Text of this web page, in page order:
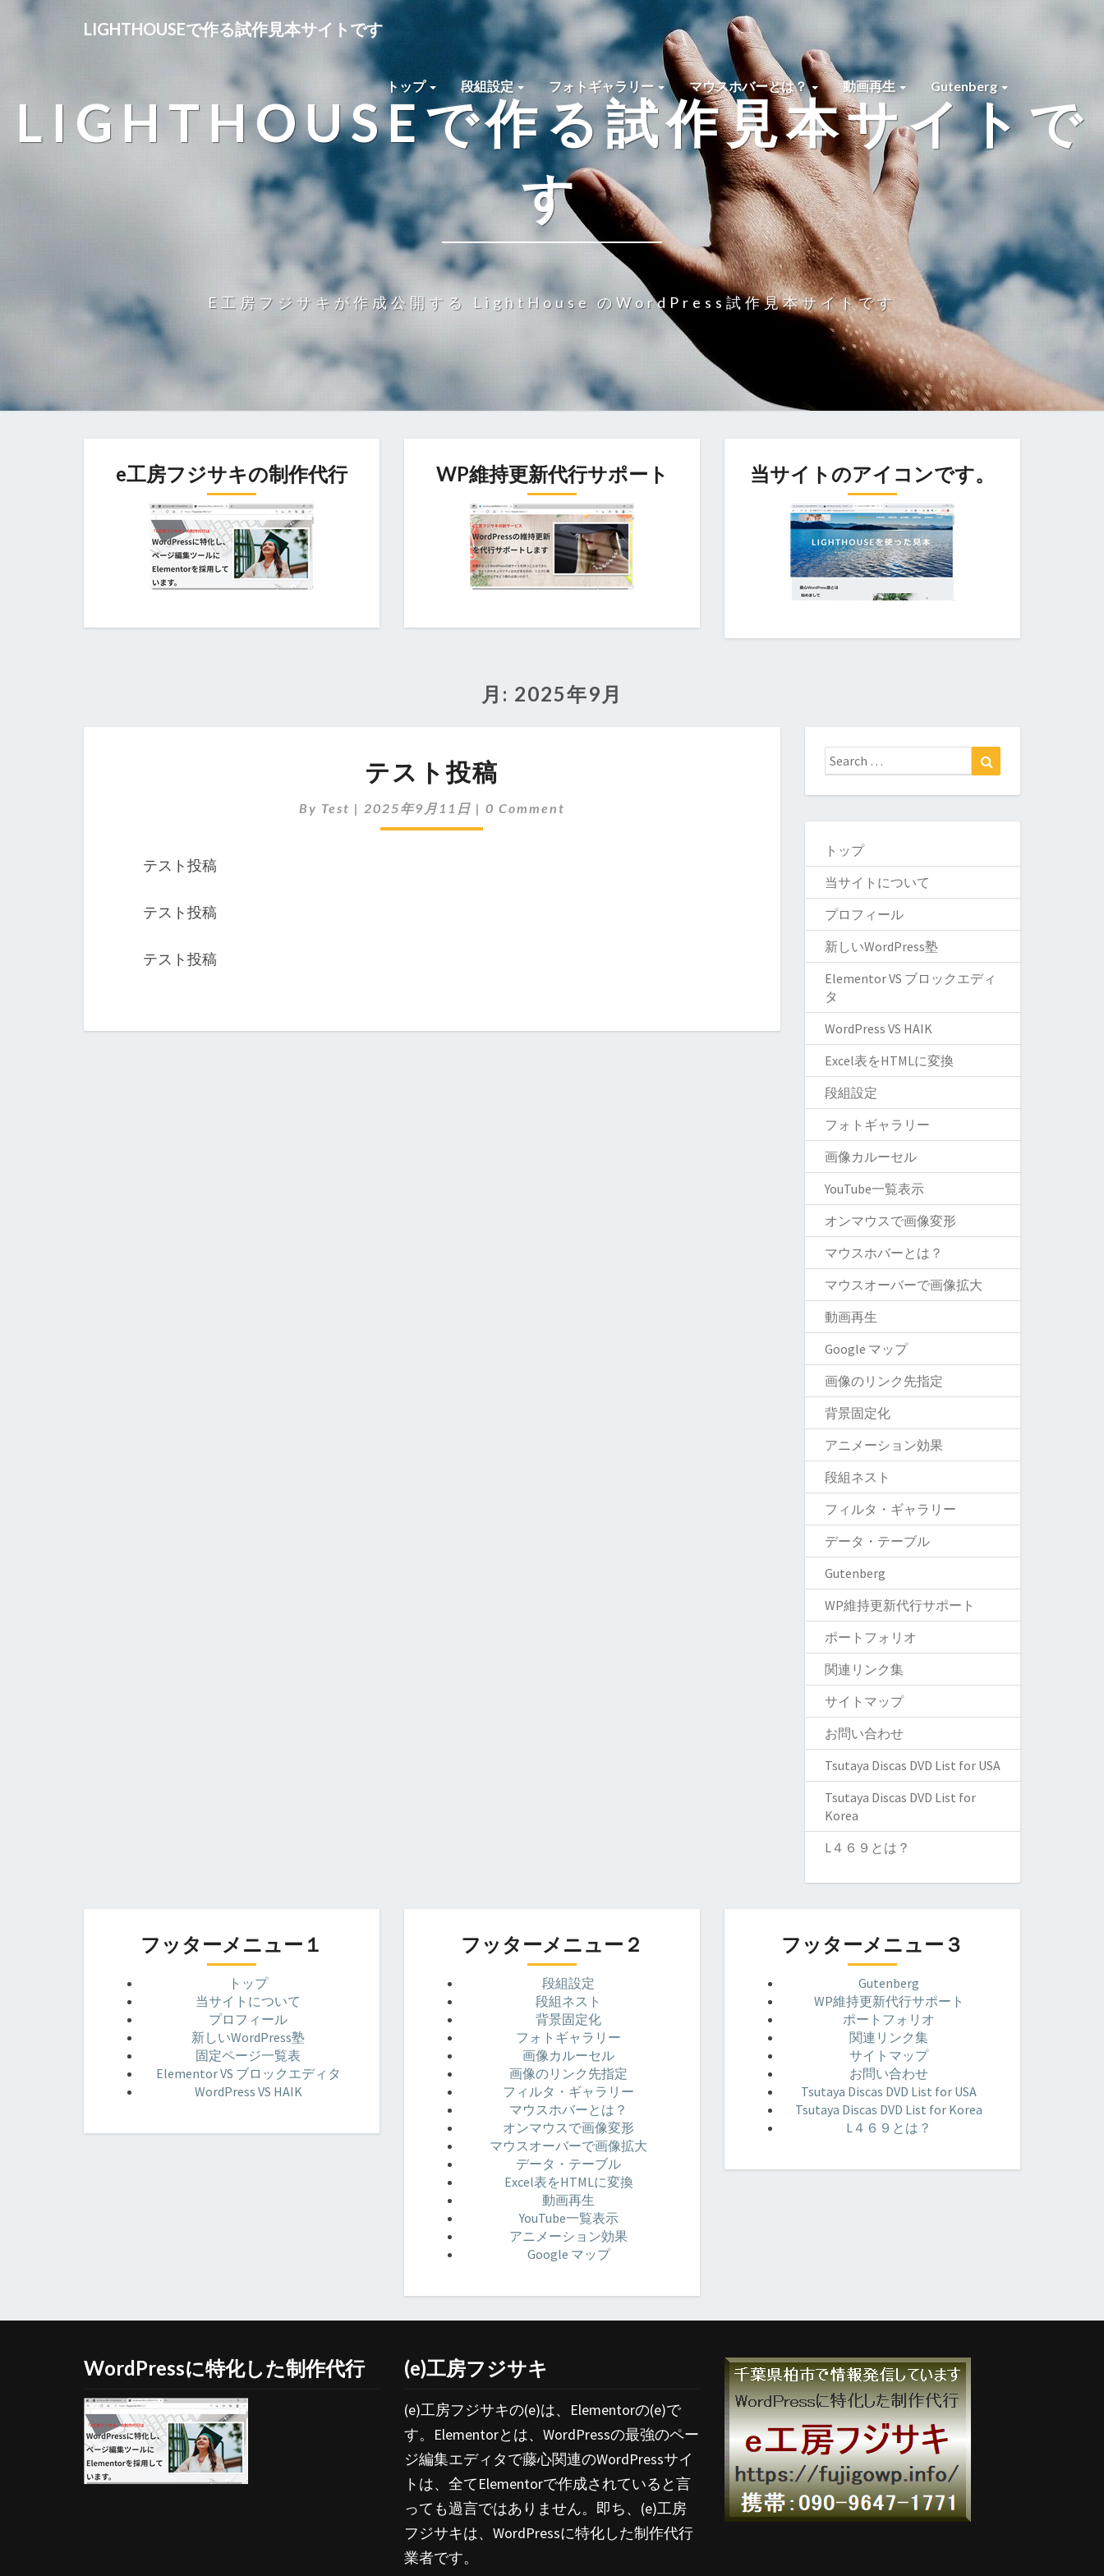
LIGHTHOUSEで作る試作見本サイトです
トップ 段組設定 フォトギャラリー マウスホバーとは？ 動画再生 Gutenberg
LIGHTHOUSEで作る試作見本サイトで
す
E工房フジサキが作成公開する LightHouse のWordPress試作見本サイトです
e工房フジサキの制作代行 WP維持更新代行サポート 当サイトのアイコンです。
月: 2025年9月
テスト投稿
By Test | 2025年9月11日 | 0 Comment
テスト投稿
テスト投稿
テスト投稿
トップ
当サイトについて
プロフィール
新しいWordPress塾
Elementor VS ブロックエディ
タ
WordPress VS HAIK
Excel表をHTMLに変換
段組設定
フォトギャラリー
画像カルーセル
YouTube一覧表示
オンマウスで画像変形
マウスホバーとは？
マウスオーバーで画像拡大
動画再生
Google マップ
画像のリンク先指定
背景固定化
アニメーション効果
段組ネスト
フィルタ・ギャラリー
データ・テーブル
Gutenberg
WP維持更新代行サポート
ポートフォリオ
関連リンク集
サイトマップ
お問い合わせ
Tsutaya Discas DVD List for USA
Tsutaya Discas DVD List for
Korea
L４６９とは？
フッターメニュー１
トップ
当サイトについて
プロフィール
新しいWordPress塾
固定ページ一覧表
Elementor VS ブロックエディタ
WordPress VS HAIK
フッターメニュー２
段組設定
段組ネスト
背景固定化
フォトギャラリー
画像カルーセル
画像のリンク先指定
フィルタ・ギャラリー
マウスホバーとは？
オンマウスで画像変形
マウスオーバーで画像拡大
データ・テーブル
Excel表をHTMLに変換
動画再生
YouTube一覧表示
アニメーション効果
Google マップ
フッターメニュー３
Gutenberg
WP維持更新代行サポート
ポートフォリオ
関連リンク集
サイトマップ
お問い合わせ
Tsutaya Discas DVD List for USA
Tsutaya Discas DVD List for Korea
L４６９とは？
WordPressに特化した制作代行 (e)工房フジサキ
(e)工房フジサキの(e)は、Elementorの(e)で
す。Elementorとは、WordPressの最強のペー
ジ編集エディタで藤心関連のWordPressサイ
トは、全てElementorで作成されていると言
っても過言ではありません。即ち、(e)工房
フジサキは、WordPressに特化した制作代行
業者です。